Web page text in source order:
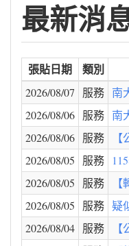
最新消
張貼日期 類別
2026/08/07 服務 南
2026/08/06 服務 南
2026/08/06 服務
2026/08/05
服務
2026/08/05
服務
2026/08/05
服務 疑
2026/08/04 服務